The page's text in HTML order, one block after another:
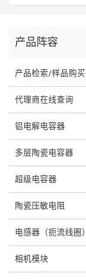
产品阵容
产品检索/样品购买
代理商在线查询
铝电解电容器
多层陶瓷电容器
超级电容器
陶瓷压敏电阻
电感器（扼流线圈）
相机模块